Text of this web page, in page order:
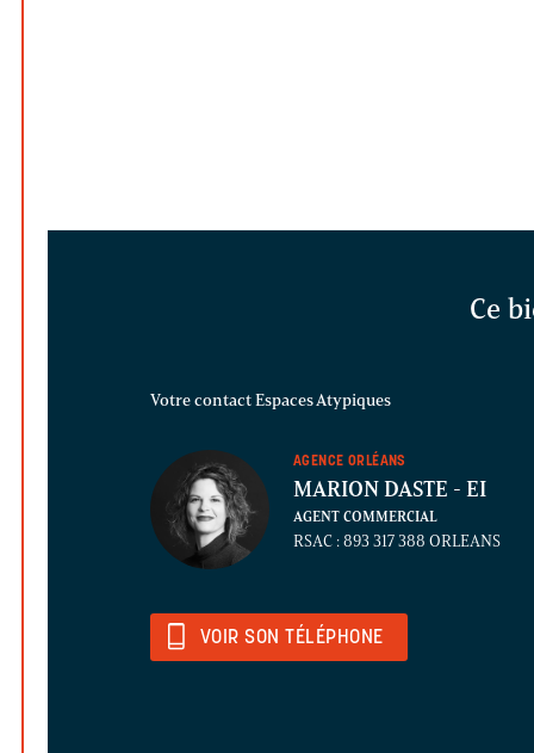
Ce
Votre contact Espaces Atypiques
AGENCE ORLÉANS
MARION DASTE - EI
AGENT COMMERCIAL
RSAC : 893 317 388 ORLEANS
VOIR SON TÉLÉPHONE